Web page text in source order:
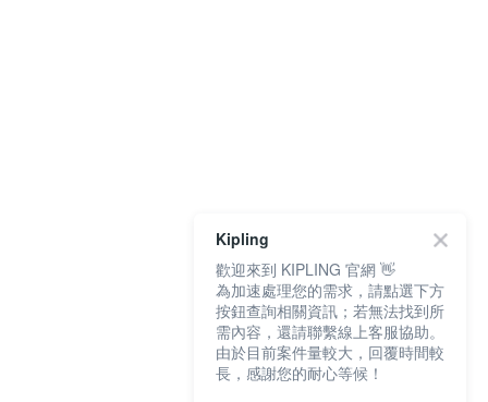
Kipling
歡迎來到 KIPLING 官網 👋
為加速處理您的需求，請點選下方
按鈕查詢相關資訊；若無法找到所
需內容，還請聯繫線上客服協助。
由於目前案件量較大，回覆時間較
長，感謝您的耐心等候！